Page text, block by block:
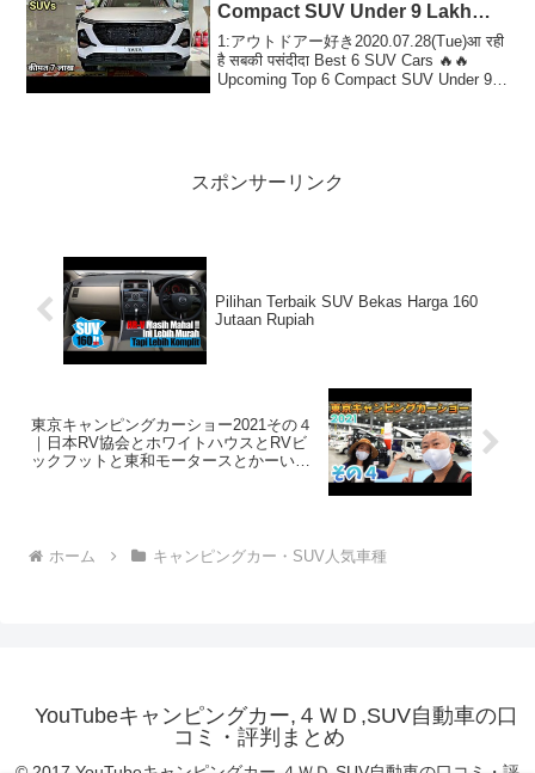
Compact SUV Under 9 Lakh
(Tata, Toyota, Kia)
1:アウトドアー好き2020.07.28(Tue)आ रही
है सबकी पसंदीदा Best 6 SUV Cars 🔥🔥
Upcoming Top 6 Compact SUV Under 9
スポンサーリンク
Pilihan Terbaik SUV Bekas Harga 160
Jutaan Rupiah
東京キャンピングカーショー2021その４
｜日本RV協会とホワイトハウスとRVビ
ックフットと東和モータースとかーいん
ホーム キャンピングカー・SUV人気車種
YouTubeキャンピングカー,４ＷＤ,SUV自動車の口
コミ・評判まとめ